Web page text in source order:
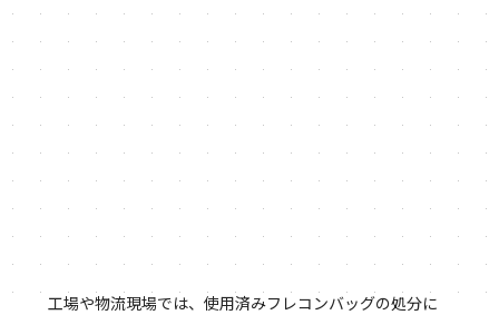
工場や物流現場では、使用済みフレコンバッグの処分に